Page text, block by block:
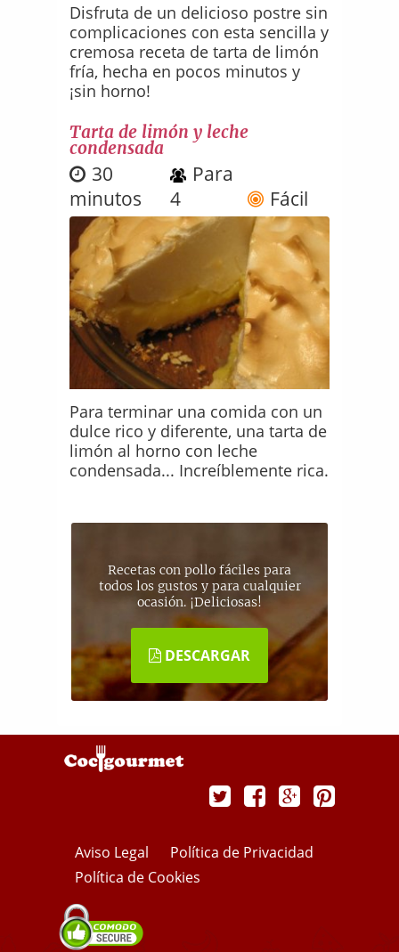
Disfruta de un delicioso postre sin
complicaciones con esta sencilla y
cremosa receta de tarta de limón
fría, hecha en pocos minutos y
¡sin horno!
Tarta de limón y leche
condensada
30
minutos
Para
4
Fácil
Para terminar una comida con un
dulce rico y diferente, una tarta de
limón al horno con leche
condensada... Increíblemente rica.
Recetas con pollo fáciles para
todos los gustos y para cualquier
ocasión. ¡Deliciosas!
DESCARGAR
Aviso Legal
Política de Privacidad
Política de Cookies